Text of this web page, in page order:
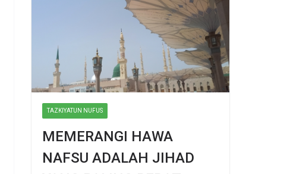
TAZKIYATUN NUFUS
MEMERANGI HAWA
NAFSU ADALAH JIHAD